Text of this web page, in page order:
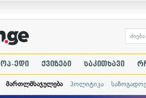
ოპ-ედი ქვიზები საკითხავი
მართლმსაჯულება პოლიტიკა